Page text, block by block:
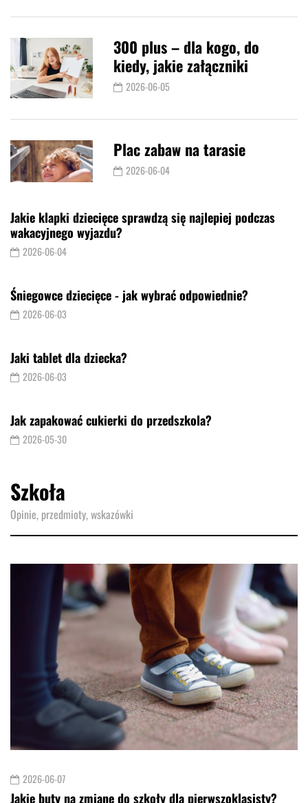
300 plus – dla kogo, do
kiedy, jakie załączniki
2026-06-05
Plac zabaw na tarasie
2026-06-04
Jakie klapki dziecięce sprawdzą się najlepiej podczas
wakacyjnego wyjazdu?
2026-06-04
Śniegowce dziecięce - jak wybrać odpowiednie?
2026-06-03
Jaki tablet dla dziecka?
2026-06-03
Jak zapakować cukierki do przedszkola?
2026-05-30
Szkoła
Opinie, przedmioty, wskazówki
2026-06-07
Jakie buty na zmianę do szkoły dla pierwszoklasisty?